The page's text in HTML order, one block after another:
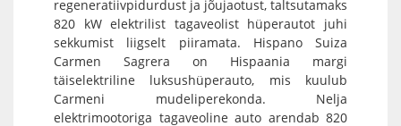
regeneratiivpidurdust ja jõujaotust, taltsutamaks
820 kW elektrilist tagaveolist hüperautot juhi
sekkumist liigselt piiramata. Hispano Suiza
Carmen Sagrera on Hispaania margi
täiselektriline luksushüperauto, mis kuulub
Carmeni mudeliperekonda. Nelja
elektrimootoriga tagaveoline auto arendab 820